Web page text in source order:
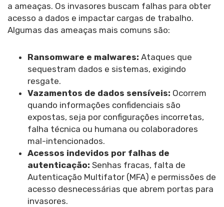
a ameaças. Os invasores buscam falhas para obter
acesso a dados e impactar cargas de trabalho.
Algumas das ameaças mais comuns são:
Ransomware e malwares: Ataques que
sequestram dados e sistemas, exigindo
resgate.
Vazamentos de dados sensíveis: Ocorrem
quando informações confidenciais são
expostas, seja por configurações incorretas,
falha técnica ou humana ou colaboradores
mal-intencionados.
Acessos indevidos por falhas de
autenticação: Senhas fracas, falta de
Autenticação Multifator (MFA) e permissões de
acesso desnecessárias que abrem portas para
invasores.